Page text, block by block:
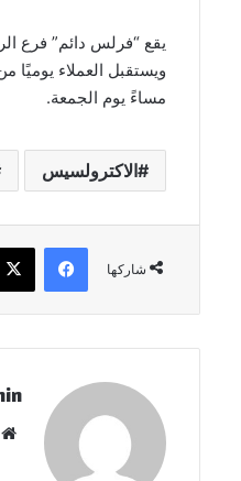
مساءً يوم الجمعة.
الاكترولسيس
شاركها